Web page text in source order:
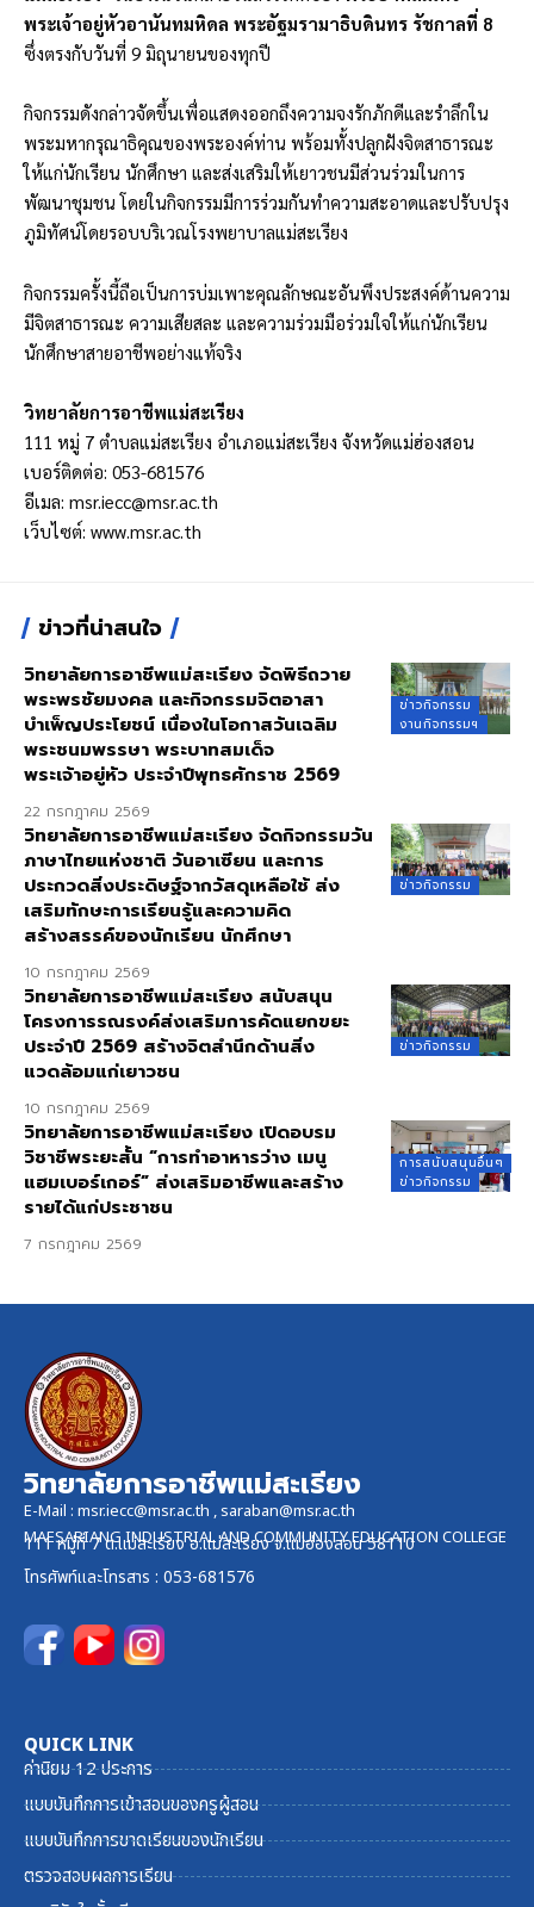
พระเจ้าอยู่หัวอานันทมหิดล พระอัฐมรามาธิบดินทร รัชกาลที่ 8
ซึ่งตรงกับวันที่ 9 มิถุนายนของทุกปี
กิจกรรมดังกล่าวจัดขึ้นเพื่อแสดงออกถึงความจงรักภักดีและรำลึกใน
พระมหากรุณาธิคุณของพระองค์ท่าน พร้อมทั้งปลูกฝังจิตสาธารณะ
ให้แก่นักเรียน นักศึกษา และส่งเสริมให้เยาวชนมีส่วนร่วมในการ
พัฒนาชุมชน โดยในกิจกรรมมีการร่วมกันทำความสะอาดและปรับปรุง
ภูมิทัศน์โดยรอบบริเวณโรงพยาบาลแม่สะเรียง
กิจกรรมครั้งนี้ถือเป็นการบ่มเพาะคุณลักษณะอันพึงประสงค์ด้านความ
มีจิตสาธารณะ ความเสียสละ และความร่วมมือร่วมใจให้แก่นักเรียน
นักศึกษาสายอาชีพอย่างแท้จริง
วิทยาลัยการอาชีพแม่สะเรียง
111 หมู่ 7 ตำบลแม่สะเรียง อำเภอแม่สะเรียง จังหวัดแม่ฮ่องสอน
เบอร์ติดต่อ: 053-681576
อีเมล: msr.iecc@msr.ac.th
เว็บไซต์: www.msr.ac.th
ข่าวที่น่าสนใจ
ข่าวกิจกรรม
งานกิจกรรมฯ
วิทยาลัยการอาชีพแม่สะเรียง จัดพิธีถวาย
พระพรชัยมงคล และกิจกรรมจิตอาสา
บำเพ็ญประโยชน์ เนื่องในโอกาสวันเฉลิม
พระชนมพรรษา พระบาทสมเด็จ
พระเจ้าอยู่หัว ประจำปีพุทธศักราช 2569
22 กรกฎาคม 2569
ข่าวกิจกรรม
วิทยาลัยการอาชีพแม่สะเรียง จัดกิจกรรมวัน
ภาษาไทยแห่งชาติ วันอาเซียน และการ
ประกวดสิ่งประดิษฐ์จากวัสดุเหลือใช้ ส่ง
เสริมทักษะการเรียนรู้และความคิด
สร้างสรรค์ของนักเรียน นักศึกษา
10 กรกฎาคม 2569
ข่าวกิจกรรม
วิทยาลัยการอาชีพแม่สะเรียง สนับสนุน
โครงการรณรงค์ส่งเสริมการคัดแยกขยะ
ประจำปี 2569 สร้างจิตสำนึกด้านสิ่ง
แวดล้อมแก่เยาวชน
10 กรกฎาคม 2569
การสนับสนุนอื่นๆ
ข่าวกิจกรรม
วิทยาลัยการอาชีพแม่สะเรียง เปิดอบรม
วิชาชีพระยะสั้น “การทำอาหารว่าง เมนู
แฮมเบอร์เกอร์” ส่งเสริมอาชีพและสร้าง
รายได้แก่ประชาชน
7 กรกฎาคม 2569
วิทยาลัยการอาชีพแม่สะเรียง
E-Mail : msr.iecc@msr.ac.th ,saraban@msr.ac.th
MAESARIANG INDUSTRIAL AND COMMUNITY EDUCATION COLLEGE
111 หมู่ที่ 7 ต.แม่สะเรียง อ.แม่สะเรียง จ.แม่ฮ่องสอน 58110
โทรศัพท์และโทรสาร : 053-681576
QUICK LINK
ค่านิยม 12 ประการ
แบบบันทึกการเข้าสอนของครูผู้สอน
แบบบันทึกการขาดเรียนของนักเรียน
ตรวจสอบผลการเรียน